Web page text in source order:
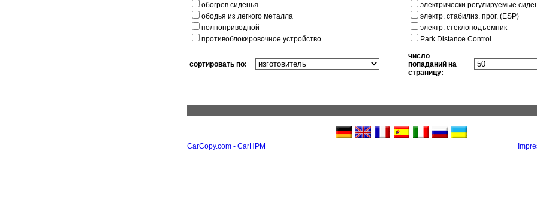
обогрев сиденья
ободья из легкого металла
полноприводной
противоблокировочное устройство
электрически регулируемые
электр. стабилиз. прог. (ESP)
электр. стеклоподъемник
Park Distance Control
сортировать по:
число
попаданий на
страницу:
CarCopy.com - CarHPM